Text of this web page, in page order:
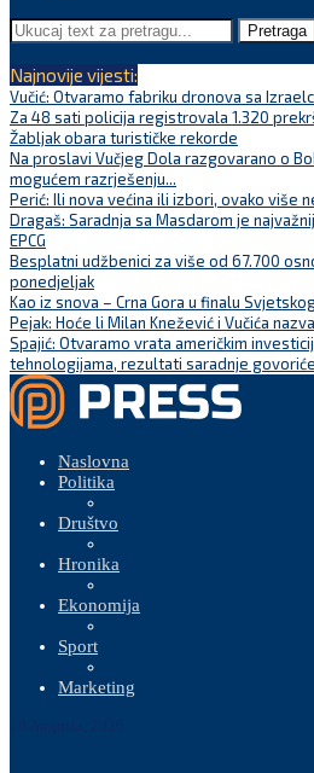
Pretraga
Najnovije vijesti:
Vučić: Otvaramo fabriku dronova sa
Za 48 sati policija registrovala 1.320
Žabljak obara turističke rekorde
Na proslavi Vučjeg Dola razgovarano o
mogućem razrješenju...
Perić: Ili nova većina ili izbori, ovako više
Dragaš: Saradnja sa Masdarom je
EPCG
Besplatni udžbenici za više od 67.700
ponedjeljak
Kao iz snova – Crna Gora u finalu
Pejak: Hoće li Milan Knežević i Vučića
Spajić: Otvaramo vrata američkim
tehnologijama, rezultati saradnje
Naslovna
Politika
Društvo
Hronika
Ekonomija
Sport
Marketing